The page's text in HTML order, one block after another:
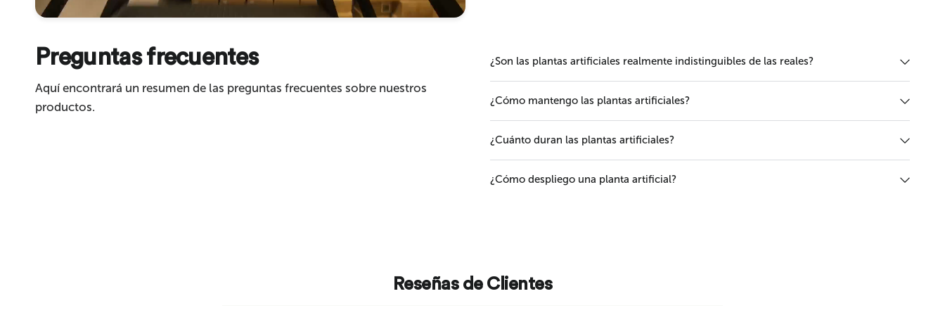
Preguntas frecuentes
Aquí encontrará un resumen de las preguntas frecuentes sobre nuestros
productos.
¿Son las plantas artificiales realmente indistinguibles de las reales?
¿Cómo mantengo las plantas artificiales?
¿Cuánto duran las plantas artificiales?
¿Cómo despliego una planta artificial?
Reseñas de Clientes